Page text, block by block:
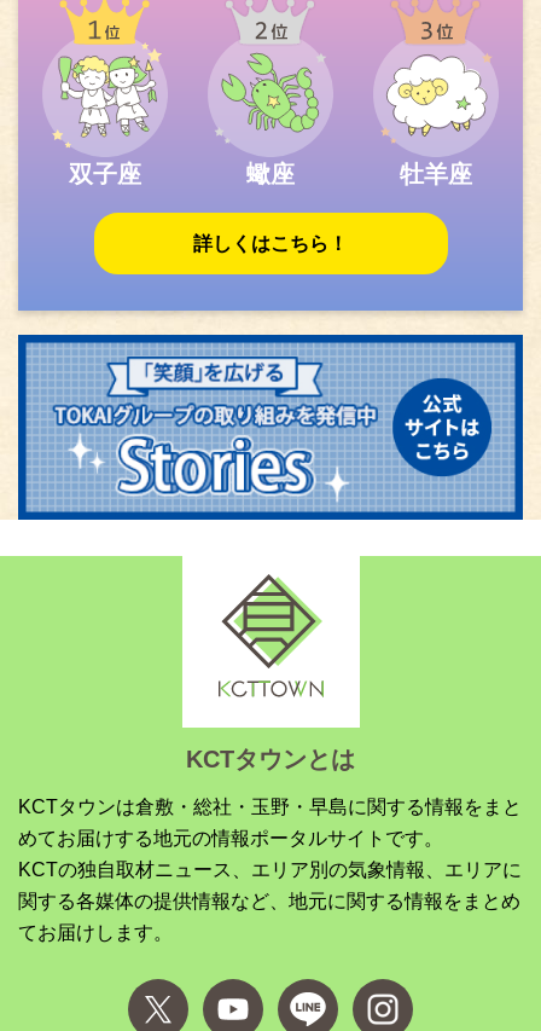
双子座 蠍座 牡羊座
詳しくはこちら！
KCTタウンとは
KCTタウンは倉敷・総社・玉野・早島に関する情報をまと
めてお届けする地元の情報ポータルサイトです。
KCTの独自取材ニュース、エリア別の気象情報、エリアに
関する各媒体の提供情報など、地元に関する情報をまとめ
てお届けします。